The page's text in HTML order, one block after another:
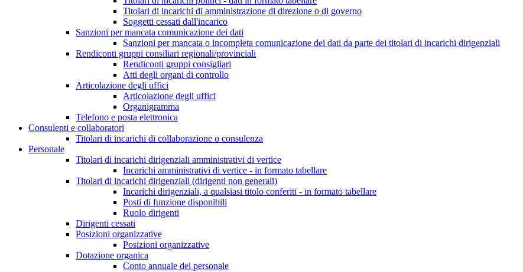
Titolari di incarichi di amministrazione di direzione o di governo
Soggetti cessati dall'incarico
Sanzioni per mancata comunicazione dei dati
Sanzioni per mancata o incompleta comunicazione dei dati da parte dei titolari di incarichi dirigenziali
Rendiconti gruppi consiliari regionali/provinciali
Rendiconti gruppi consigliari
Atti degli organi di controllo
Articolazione degli uffici
Articolazione degli uffici
Organigramma
Telefono e posta elettronica
Consulenti e collaboratori
Titolari di incarichi di collaborazione o consulenza
Personale
Titolari di incarichi dirigenziali amministrativi di vertice
Incarichi amministrativi di vertice - in formato tabellare
Titolari di incarichi dirigenziali (dirigenti non generali)
Incarichi dirigenziali, a qualsiasi titolo conferiti - in formato tabellare
Posti di funzione disponibili
Ruolo dirigenti
Dirigenti cessati
Posizioni organizzative
Posizioni organizzative
Dotazione organica
Conto annuale del personale